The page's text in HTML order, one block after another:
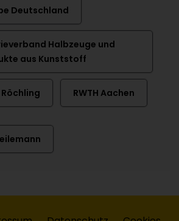
Deutschland
Halbzeuge und
aus Kunststoff
Röchling RWTH Aachen